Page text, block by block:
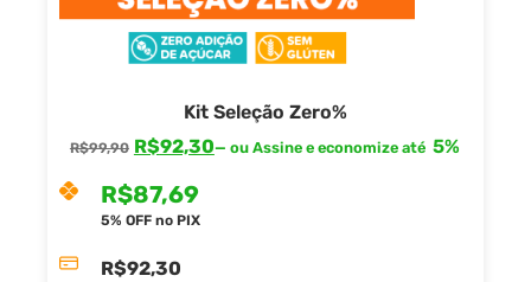
Kit Seleção Zero%
R$99,90 R$92,30— ou Assine e economize até 5%
R$87,69
5% OFF no PIX
R$92,30